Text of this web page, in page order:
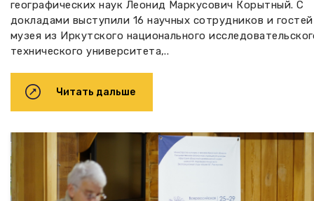
географических наук Леонид Маркусович Корытный. С
докладами выступили 16 научных сотрудников и гостей
музея из Иркутского национального
технического университета,..
Читать дальше